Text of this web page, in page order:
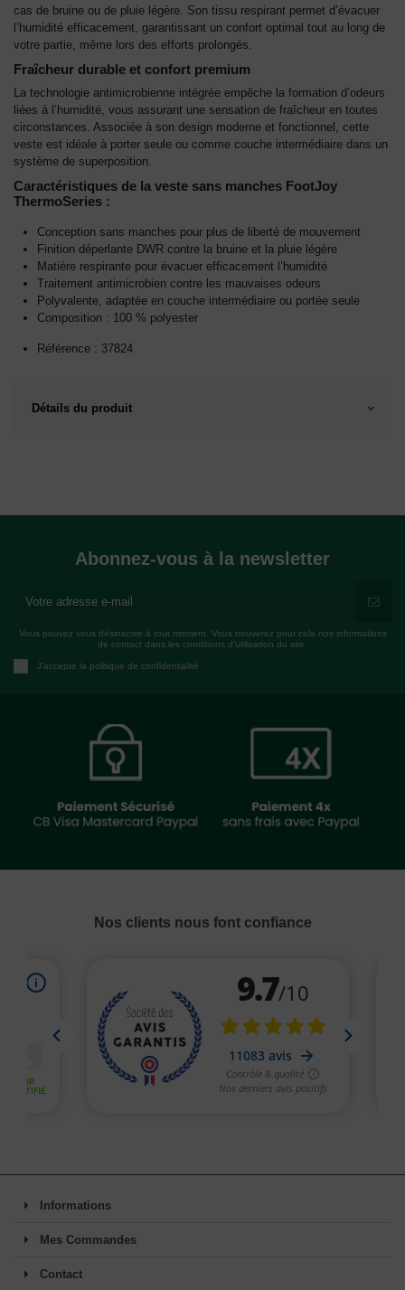
cas de bruine ou de pluie légère. Son tissu respirant permet d’évacuer
l’humidité efficacement, garantissant un confort optimal tout au long de
votre partie, même lors des efforts prolongés.
Fraîcheur durable et confort premium
La technologie antimicrobienne intégrée empêche la formation d’odeurs
liées à l’humidité, vous assurant une sensation de fraîcheur en toutes
circonstances. Associée à son design moderne et fonctionnel, cette
veste est idéale à porter seule ou comme couche intermédiaire dans un
système de superposition.
Caractéristiques de la veste sans manches FootJoy
ThermoSeries :
Conception sans manches pour plus de liberté de mouvement
Finition déperlante DWR contre la bruine et la pluie légère
Matière respirante pour évacuer efficacement l’humidité
Traitement antimicrobien contre les mauvaises odeurs
Polyvalente, adaptée en couche intermédiaire ou portée seule
Composition : 100 % polyester
Référence : 37824
Détails du produit
Abonnez-vous à la newsletter
Vous pouvez vous désinscrire à tout moment. Vous trouverez pour cela nos informations
de contact dans les conditions d'utilisation du site.
J'accepte la politique de confidentialité
Nos clients nous font confiance
Informations
Mes Commandes
Contact